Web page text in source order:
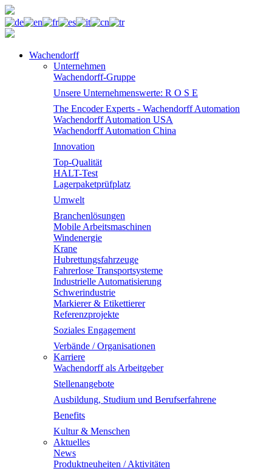
Wachendorff
Unternehmen
Wachendorff-Gruppe
Unsere Unternehmenswerte: R O S E
The Encoder Experts - Wachendorff Automation
Wachendorff Automation USA
Wachendorff Automation China
Innovation
Top-Qualität
HALT-Test
Lagerpaketprüfplatz
Umwelt
Branchenlösungen
Mobile Arbeitsmaschinen
Windenergie
Krane
Hubrettungsfahrzeuge
Fahrerlose Transportsysteme
Industrielle Automatisierung
Schwerindustrie
Markierer & Etikettierer
Referenzprojekte
Soziales Engagement
Verbände / Organisationen
Karriere
Wachendorff als Arbeitgeber
Stellenangebote
Ausbildung, Studium und Berufserfahrene
Benefits
Kultur & Menschen
Aktuelles
News
Produktneuheiten / Aktivitäten